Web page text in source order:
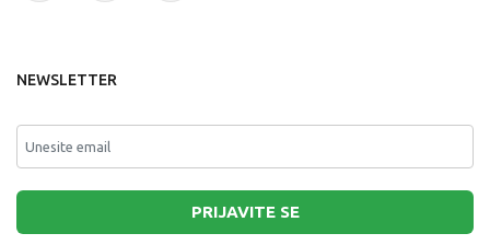
NEWSLETTER
PRIJAVITE SE